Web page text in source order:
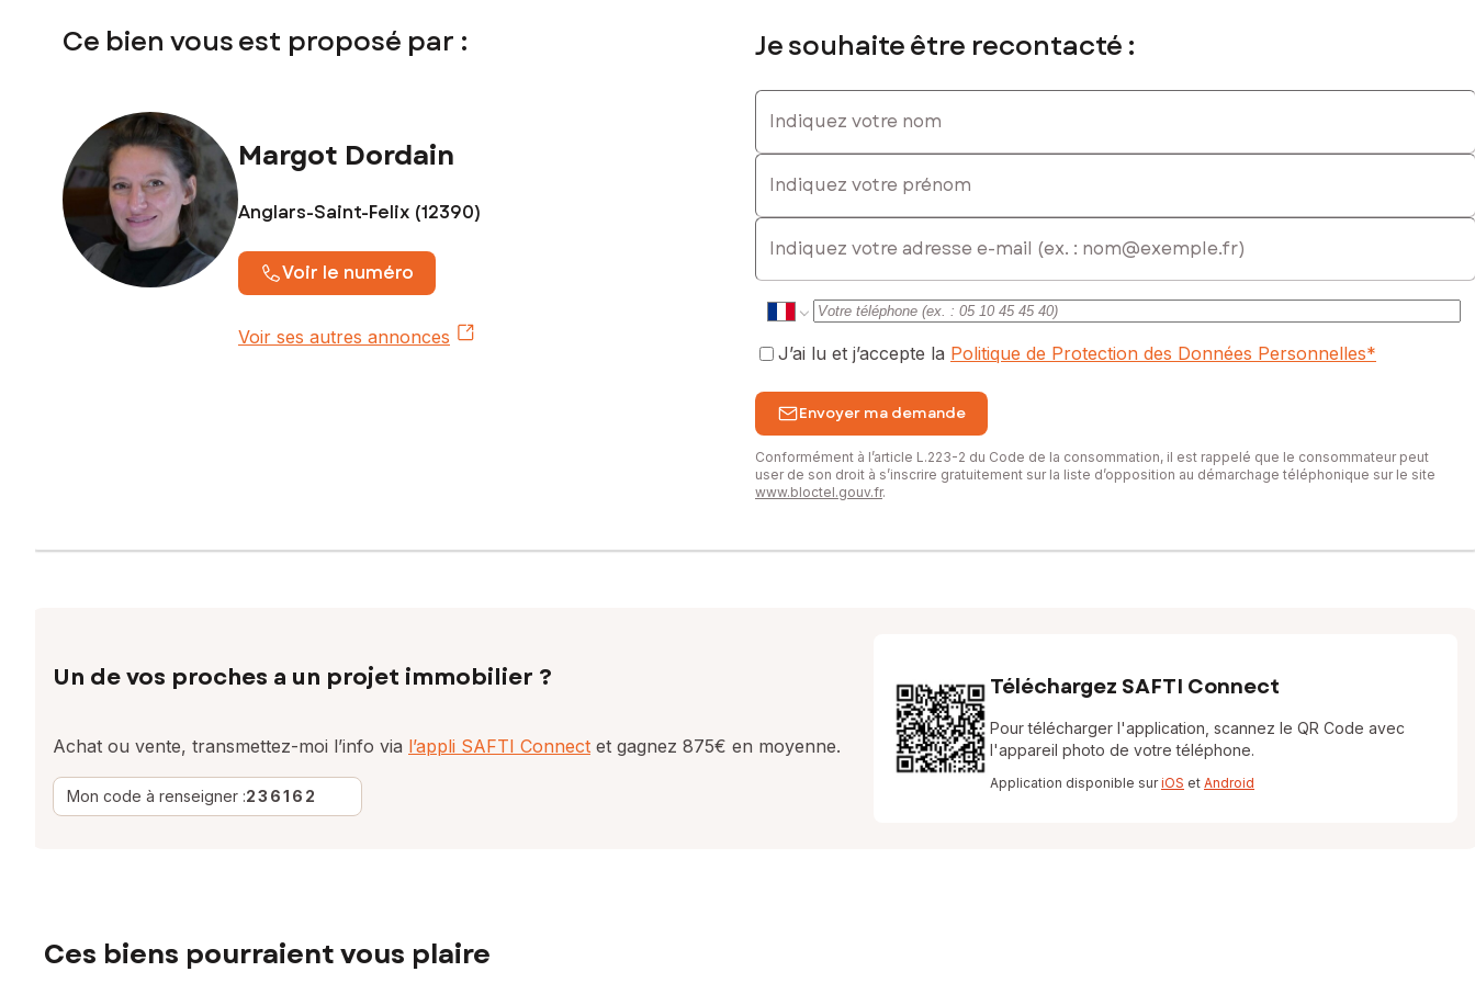
Ce bien vous est proposé par :
Margot Dordain
Anglars-Saint-Felix (12390)
Voir le numéro
Voir ses autres annonces
Je souhaite être recontacté :
Indiquez votre nom
Indiquez votre prénom
E-mail
J’ai lu et j’accepte la Politique de Protection des Données Personnelles*
Envoyer ma demande
Conformément à l’article L.223-2 du Code de la consommation, il est rappelé que le consommateur peut
user de son droit à s’inscrire gratuitement sur la liste d’opposition au démarchage téléphonique sur le site
www.bloctel.gouv.fr.
Un de vos proches a un projet immobilier ?
Achat ou vente, transmettez-moi l’info via l’appli SAFTI Connect et gagnez 875€ en moyenne.
Mon code à renseigner :236162
Téléchargez SAFTI Connect
Pour télécharger l'application, scannez le QR Code avec
l'appareil photo de votre téléphone.
Application disponible suriOS et Android
Ces biens pourraient vous plaire